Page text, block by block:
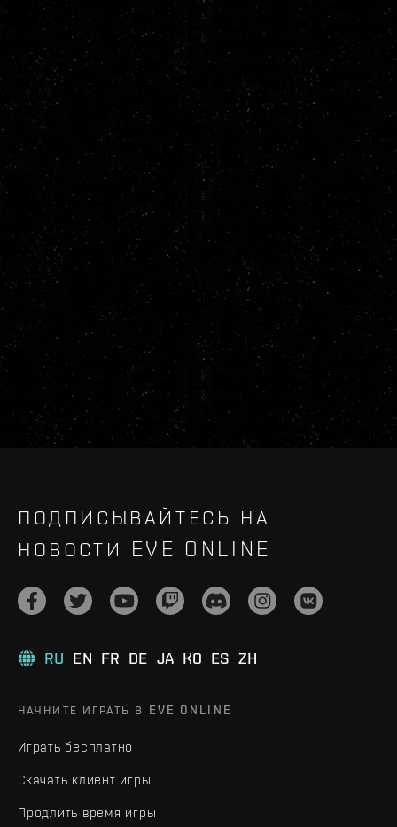
ПОДПИСЫВАЙТЕСЬ НА
НОВОСТИ EVE ONLINE
RU EN FR DE JA KO ES ZH
НАЧНИТЕ ИГРАТЬ В EVE ONLINE
Играть бесплатно
Скачать клиент игры
Продлить время игры